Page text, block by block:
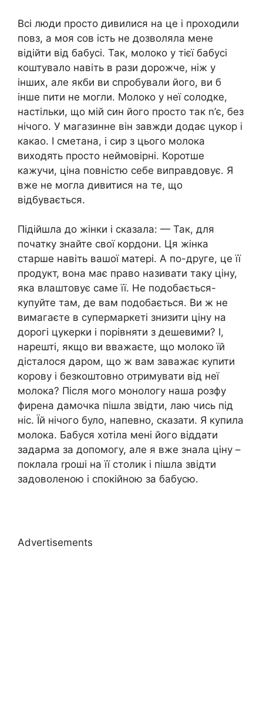
Всі люди просто дивилися на це і проходили
повз, а моя сов ість не дозволяла мене
відійти від бабусі. Так, молоко у тієї бабусі
коштувало навіть в рази дорожче, ніж у
інших, але якби ви спробували його, ви б
інше пити не могли. Молоко у неї солодке,
настільки, що мій син його просто так n’є, без
нічого. У магазинне він завжди додає цукор і
какао. І сметана, і сир з цього молока
виходять просто неймовірні. Коротше
кажучи, ціна повністю себе виправдовує. Я
вже не могла дивитися на те, що
відбувається.
Підійшла до жінки і сказала: — Так, для
початку знайте свої кордони. Ця жінка
старше навіть вашої матері. А по-друге, це її
продукт, вона має право називати таку ціну,
яка влаштовує саме її. Не подобається-
купуйте там, де вам подобається. Ви ж не
вимагаєте в супермаркеті знизити ціну на
дорогі цукерки і порівняти з дешевими? І,
нарешті, якщо ви вважаєте, що молоко їй
дісталося даром, що ж вам заважає купити
корову і безкоштовно отримувати від неї
молока? Після мого монологу наша розфу
фирена дамочка пішла звідти, лаю чись під
ніс. Їй нічого було, напевно, сказати. Я купила
молока. Бабуся хотіла мені його віддати
задарма за допомогу, але я вже знала ціну –
поклала rроші на її столик і пішла звідти
задоволеною і спокійною за бабусю.
Advertisements